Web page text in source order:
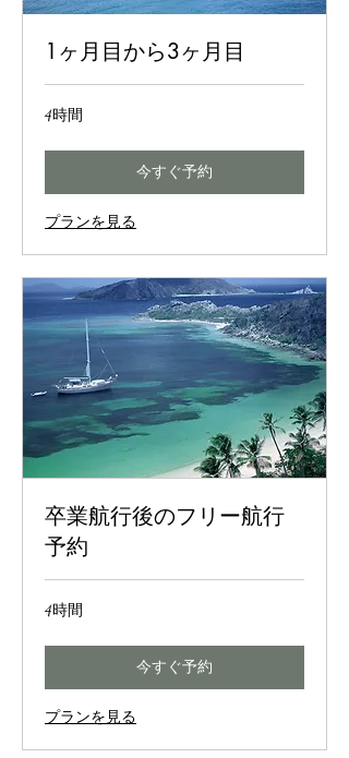
1ヶ月目から3ヶ月目
4時間
今すぐ予約
プランを見る
卒業航行後のフリー航行
予約
4時間
今すぐ予約
プランを見る